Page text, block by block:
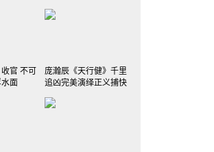
收官 不可
面
庞瀚辰《天行健》千里
追凶完美演绎正义捕快